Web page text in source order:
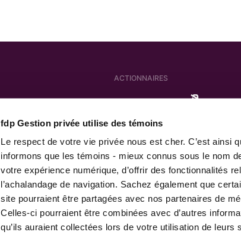
fdp Gestion privée utilise des témoins
Le respect de votre vie privée nous est cher. C’est ainsi
informons que les témoins - mieux connus sous le nom
votre expérience numérique, d’offrir des fonctionnalités
l’achalandage de navigation. Sachez également que
site pourraient être partagées avec nos partenaires de
Celles-ci pourraient être combinées avec d’autres
qu’ils auraient collectées lors de votre utilisation de leurs
ACTIONNAIRES
SOCIÉTÉS AFFILIÉES ACTIONNAIRE
MEMBRE DE